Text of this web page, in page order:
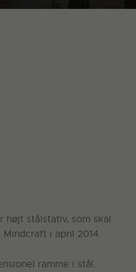
højt stålstativ, som skal
i april 2014.
ramme i stål.